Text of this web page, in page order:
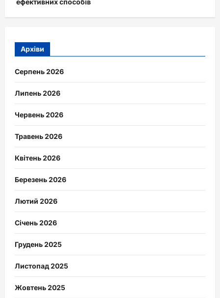
Архіви
Серпень 2026
Липень 2026
Червень 2026
Травень 2026
Квітень 2026
Березень 2026
Лютий 2026
Січень 2026
Грудень 2025
Листопад 2025
Жовтень 2025